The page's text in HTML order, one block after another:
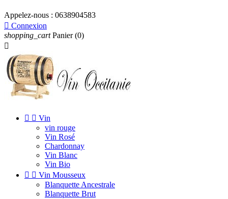
Appelez-nous : 0638904583
 Connexion
shopping_cart Panier (0)

  Vin
vin rouge
Vin Rosé
Chardonnay
Vin Blanc
Vin Bio
  Vin Mousseux
Blanquette Ancestrale
Blanquette Brut